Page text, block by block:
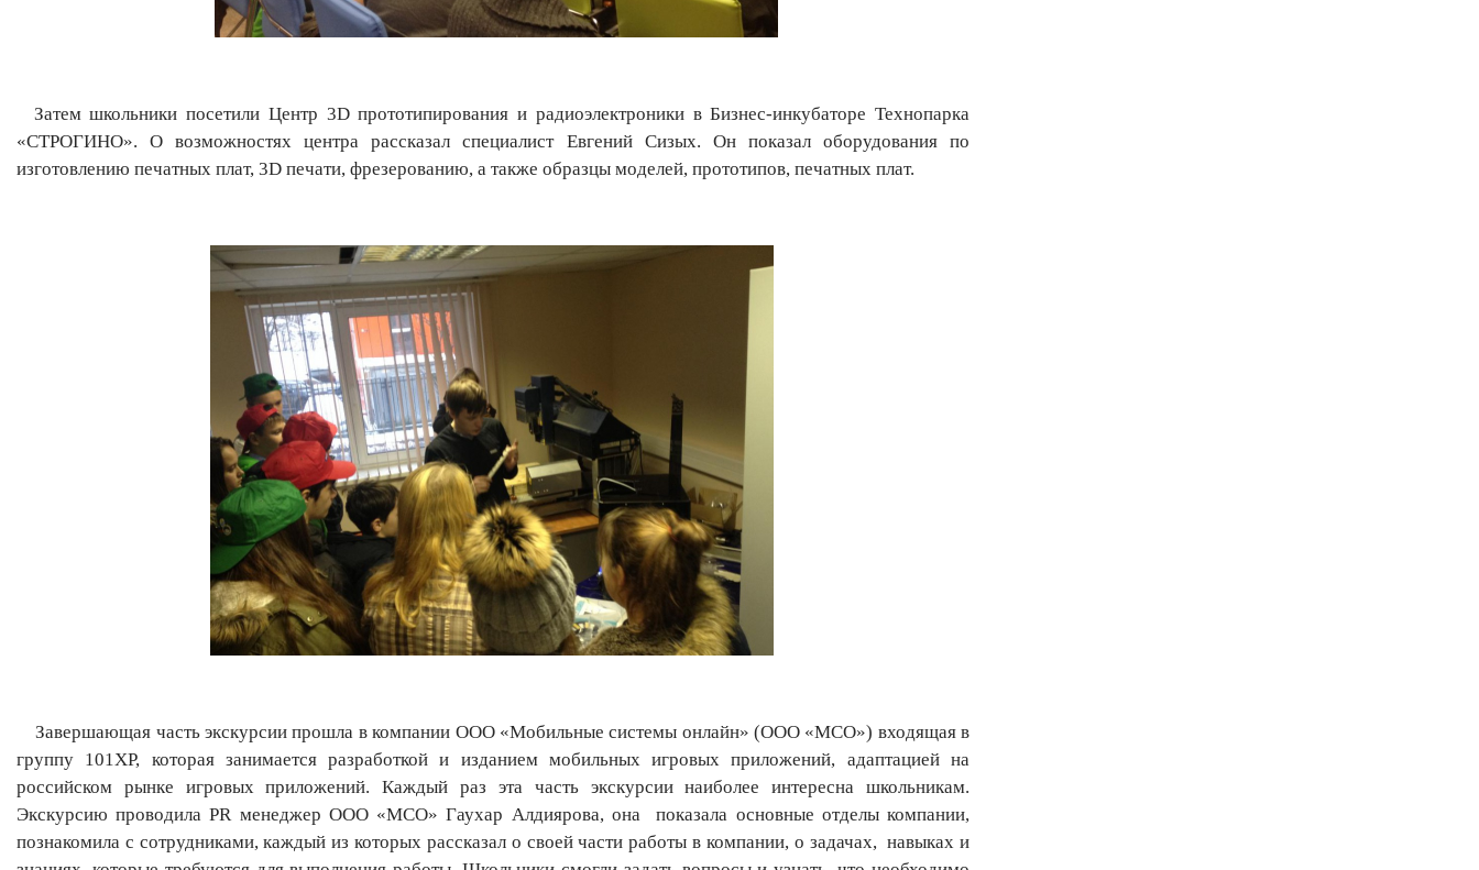
Затем школьники посетили Центр 3D прототипирования и радиоэлектроники в Бизнес-инкубаторе Технопарка
«СТРОГИНО». О возможностях центра рассказал специалист Евгений Сизых. Он показал оборудования по
изготовлению печатных плат, 3D печати, фрезерованию, а также образцы моделей, прототипов, печатных плат.
Завершающая часть экскурсии прошла в компании ООО «Мобильные системы онлайн» (ООО «МСО») входящая в
группу 101ХР, которая занимается разработкой и изданием мобильных игровых приложений, адаптацией на
российском рынке игровых приложений. Каждый раз эта часть экскурсии наиболее интересна школьникам.
Экскурсию проводила PR менеджер ООО «МСО» Гаухар Алдиярова, она показала основные отделы компании,
познакомила с сотрудниками, каждый из которых рассказал о своей части работы в компании, о задачах, навыках и